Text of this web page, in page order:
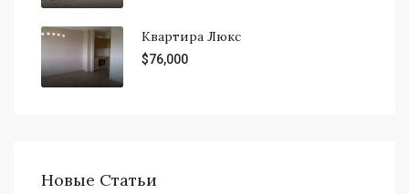
Квартира Люкс
$76,000
Новые Статьи